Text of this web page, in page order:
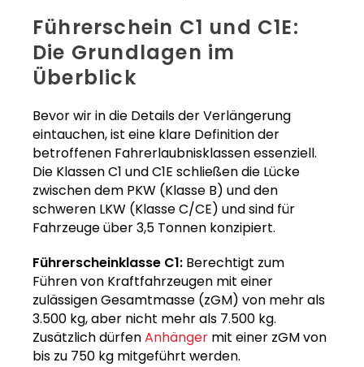
Führerschein C1 und C1E:
Die Grundlagen im
Überblick
Bevor wir in die Details der Verlängerung
eintauchen, ist eine klare Definition der
betroffenen Fahrerlaubnisklassen essenziell.
Die Klassen C1 und C1E schließen die Lücke
zwischen dem PKW (Klasse B) und den
schweren LKW (Klasse C/CE) und sind für
Fahrzeuge über 3,5 Tonnen konzipiert.
Führerscheinklasse C1: Berechtigt zum
Führen von Kraftfahrzeugen mit einer
zulässigen Gesamtmasse (zGM) von mehr als
3.500 kg, aber nicht mehr als 7.500 kg.
Zusätzlich dürfenAnhänger mit einer zGM von
bis zu 750 kg mitgeführt werden.